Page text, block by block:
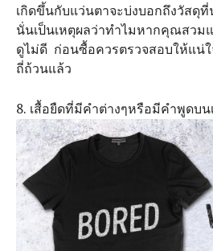
เกิดขึ้นกับแว่นตาจะบ่งบอกถึงวัสดุ
นั่นเป็นเหตุผลว่าทำไมหากคุณสวม
ดูไม่ดี ก่อนซื้อควรตรวจสอบให้แน่ใ
ถี่ถ้วนแล้ว
8. เสื้อยืดที่มีคำต่างๆหรือมีคำพูดบน